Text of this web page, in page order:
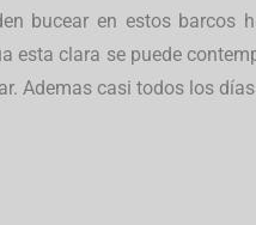
bucear en estos barcos
esta clara se puede
Ademas casi todos los